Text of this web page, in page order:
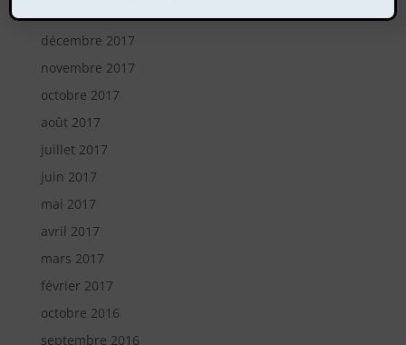
décembre 2017
novembre 2017
octobre 2017
août 2017
juillet 2017
juin 2017
mai 2017
avril 2017
mars 2017
février 2017
octobre 2016
septembre 2016